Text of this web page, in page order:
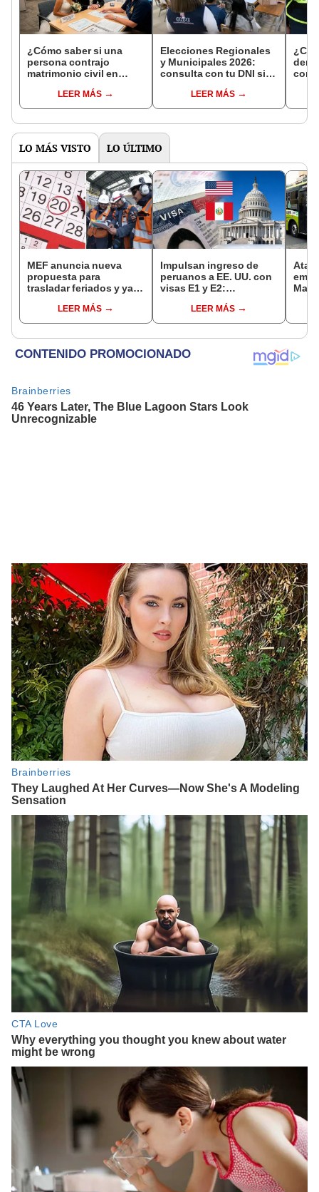
¿Cómo saber si una
persona contrajo
matrimonio civil en
LEER MÁS
Elecciones Regionales
y Municipales 2026:
consulta con tu DNI si
de mesa para este 4 de
octubre en el link oficial
LEER MÁS
con
LO MÁS VISTO LO ÚLTIMO
MEF anuncia nueva
propuesta para
trasladar feriados y ya
“Lunes es mejor día”
LEER MÁS
Impulsan ingreso de
peruanos a EE. UU. con
visas E1 y E2:
pymes serían los más
beneficiados
LEER MÁS